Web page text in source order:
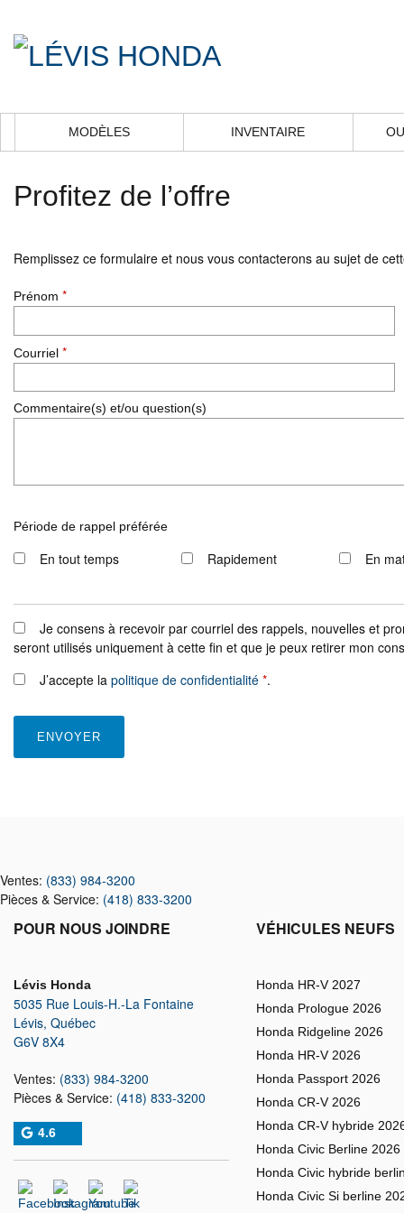
MODÈLES INVENTAIRE
Profitez de l’offre
Remplissez ce formulaire et nous vous contacterons au sujet de
Prénom *
Courriel *
Commentaire(s) et/ou question(s)
Période de rappel préférée
En tout temps Rapidement En
Je consens à recevoir par courriel des rappels, nouvelles et
seront utilisés uniquement à cette fin et que je peux retirer mon
J’accepte la politique de confidentialité *.
Ventes: (833) 984-3200
Pièces & Service: (418) 833-3200
POUR NOUS JOINDRE
Lévis Honda
5035 Rue Louis-H.-La Fontaine
Lévis, Québec
G6V 8X4
Ventes: (833) 984-3200
Pièces & Service: (418) 833-3200
4.6
VÉHICULES NEUFS
Honda HR-V 2027
Honda Prologue 2026
Honda Ridgeline 2026
Honda HR-V 2026
Honda Passport 2026
Honda CR-V 2026
Honda CR-V hybride
Honda Civic Berline 2026
Honda Civic hybride
Honda Civic Si berline